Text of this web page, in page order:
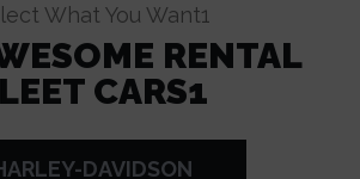
What You Want1
RENTAL
CARS1
DAVIDSON